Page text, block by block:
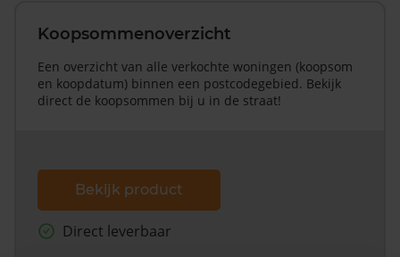
Koopsommenoverzicht
Een overzicht van alle verkochte woningen (koopsom
en koopdatum) binnen een postcodegebied. Bekijk
direct de koopsommen bij u in de straat!
Bekijk product
Direct leverbaar